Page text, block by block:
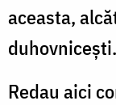
aceasta,
duhovniceşti.
Redau aici